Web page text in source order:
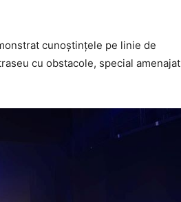
cunoștințele pe linie de
cu obstacole, special amenajat